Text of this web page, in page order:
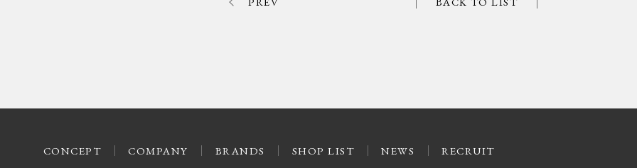
CONCEPT COMPANY BRANDS SHOP LIST NEWS RECRUIT